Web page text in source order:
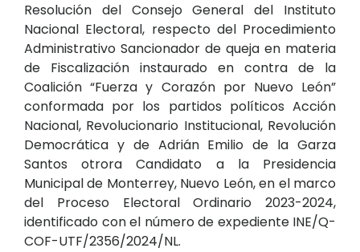
Resolución del Consejo General del Instituto
Nacional Electoral, respecto del Procedimiento
Administrativo Sancionador de queja en materia
de Fiscalización instaurado en contra de la
Coalición “Fuerza y Corazón por Nuevo León”
conformada por los partidos políticos Acción
Nacional, Revolucionario Institucional, Revolución
Democrática y de Adrián Emilio de la Garza
Santos otrora Candidato a la Presidencia
Municipal de Monterrey, Nuevo León, en el marco
del Proceso Electoral Ordinario 2023-2024,
identificado con el número de expediente INE/Q-
COF-UTF/2356/2024/NL.